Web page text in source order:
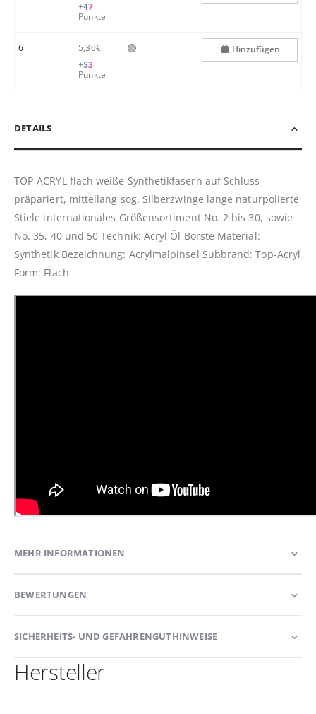
+47
Punkte
6
5,30€
+53
Punkte
🟢 Hinzufügen
DETAILS
TOP-ACRYL flach weiße Synthetikfasern auf Schluss
präpariert, mittellang sog. Silberzwinge lange naturpolierte
Stiele internationales Größensortiment No. 2 bis 30, sowie
No. 35, 40 und 50 Technik: Acryl Öl Borste Material:
Synthetik Bezeichnung: Acrylmalpinsel Subbrand: Top-Acryl
Form: Flach
MEHR INFORMATIONEN
BEWERTUNGEN
SICHERHEITS- UND GEFAHRENGUTHINWEISE
Hersteller